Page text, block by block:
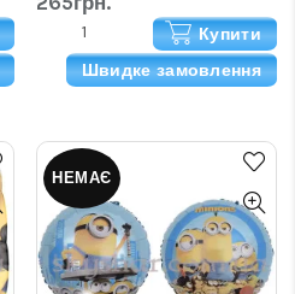
Купити
Швидке замовлення
НЕМАЄ